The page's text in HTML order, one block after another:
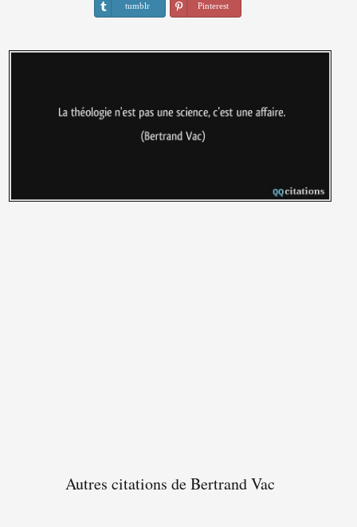
tumblr Pinterest
Autres citations de Bertrand Vac